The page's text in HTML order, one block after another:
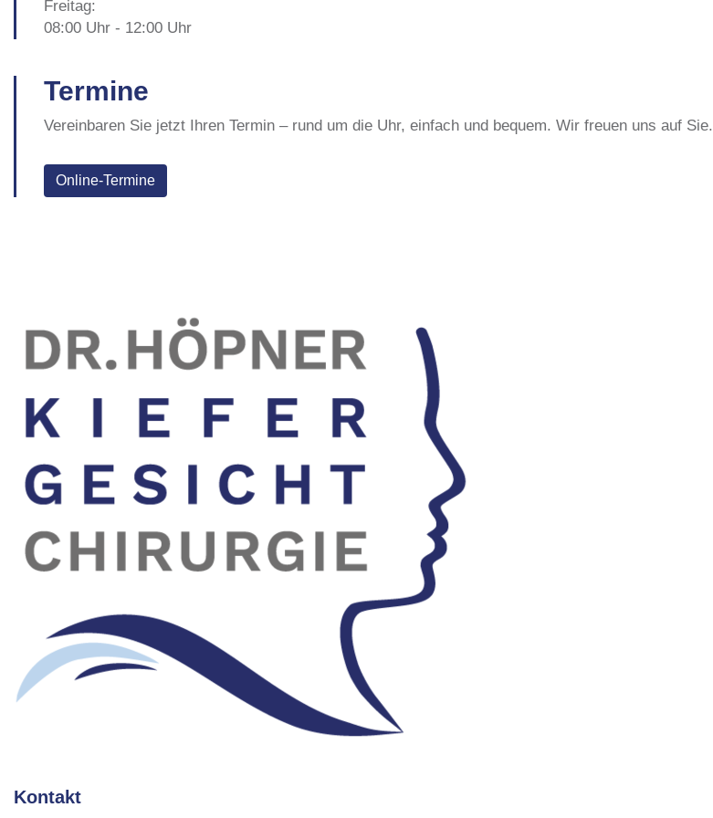
Freitag:
08:00 Uhr - 12:00 Uhr
Termine
Vereinbaren Sie jetzt Ihren Termin – rund um die Uhr, einfach und bequem. Wir freuen uns auf Sie.
Online-Termine
Kontakt